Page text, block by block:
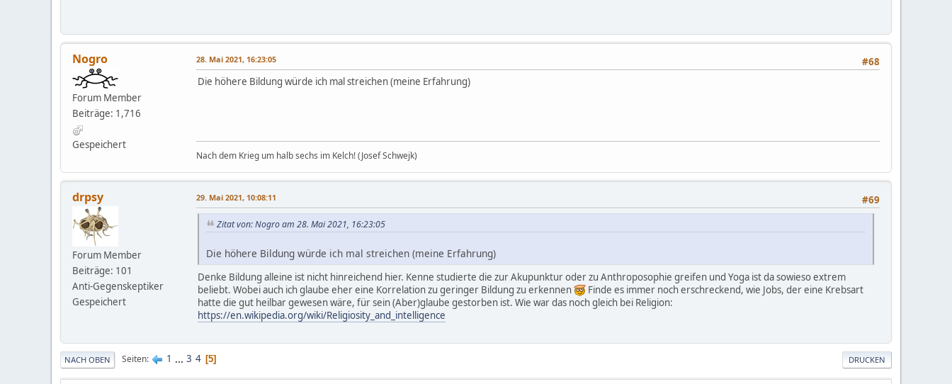
Nogro
Forum Member
Beiträge: 1,716
Gespeichert
#68
28. Mai 2021, 16:23:05
Die höhere Bildung würde ich mal streichen (meine Erfahrung)
Nach dem Krieg um halb sechs im Kelch! (Josef Schwejk)
drpsy
Forum Member
Beiträge: 101
Anti-Gegenskeptiker
Gespeichert
#69
29. Mai 2021, 10:08:11
Zitat von: Nogro am 28. Mai 2021, 16:23:05
Die höhere Bildung würde ich mal streichen (meine Erfahrung)
Denke Bildung alleine ist nicht hinreichend hier. Kenne studierte die zur Akupunktur oder zu Anthroposophie greifen und Yoga ist da sowieso extrem
beliebt. Wobei auch ich glaube eher eine Korrelation zu geringer Bildung zu erkennen
Finde es immer noch erschreckend, wie Jobs, der eine Krebsart
hatte die gut heilbar gewesen wäre, für sein (Aber)glaube gestorben ist. Wie war das noch gleich bei Religion:
https://en.wikipedia.org/wiki/Religiosity_and_intelligence
DRUCKEN
NACH OBEN Seiten 1 ... 3 4 5